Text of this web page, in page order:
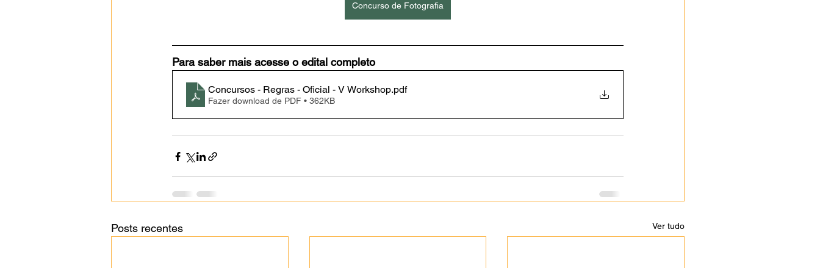
Concurso de Fotografia
Para saber mais acesse o edital completo
Concursos - Regras - Oficial - V Workshop.pdf
Fazer download de PDF • 362KB
Posts recentes Ver tudo